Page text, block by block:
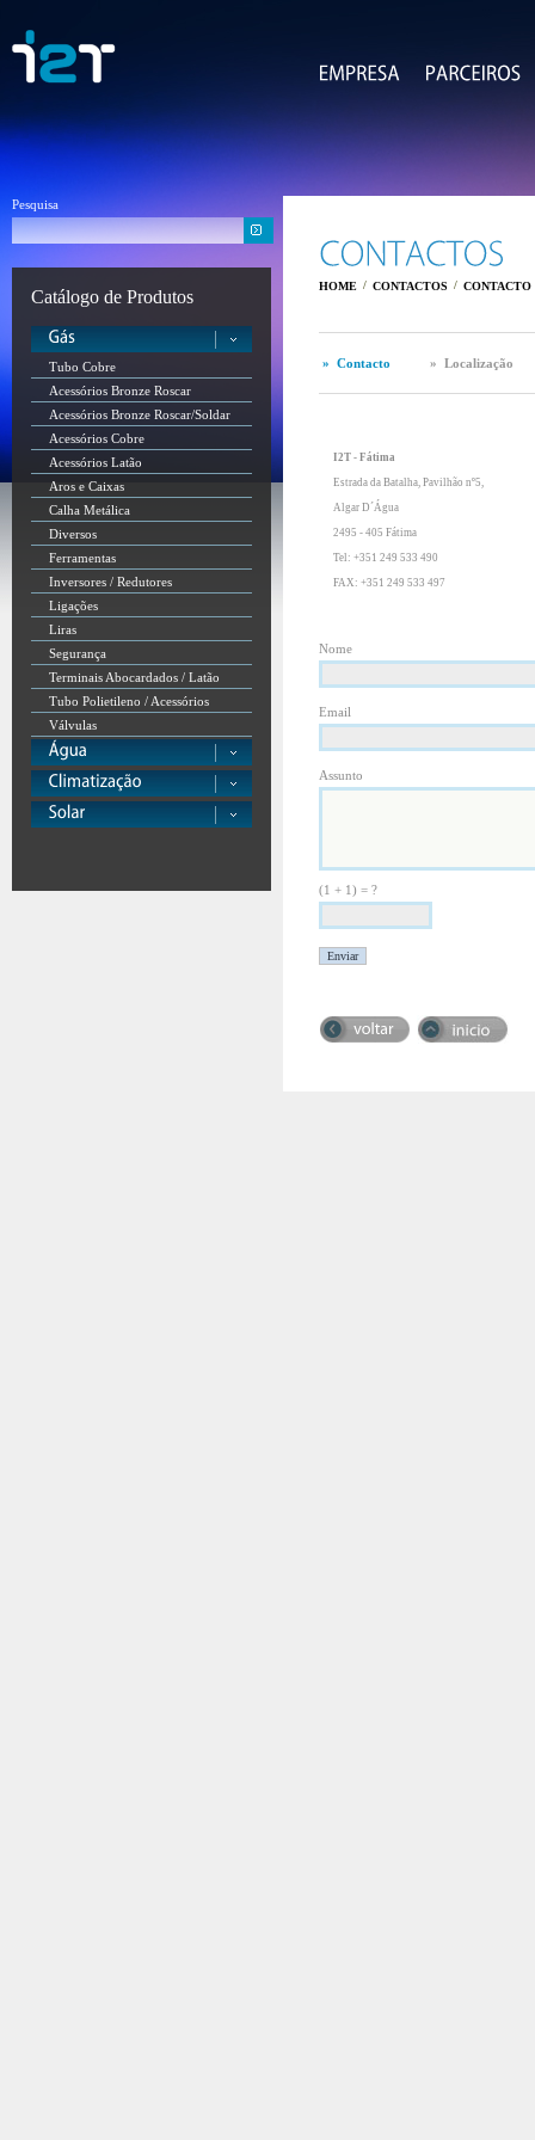
Pesquisa
Catálogo de Produtos
Tubo Cobre
Acessórios Bronze Roscar
Acessórios Bronze Roscar/Soldar
Acessórios Cobre
Acessórios Latão
Aros e Caixas
Calha Metálica
Diversos
Ferramentas
Inversores / Redutores
Ligações
Liras
Segurança
Terminais Abocardados / Latão
Tubo Polietileno / Acessórios
Válvulas
HOME / CONTACTOS / CONTACTO
» Contacto » Localização
I2T - Fátima
Estrada da Batalha, Pavilhão nº5,
Algar D´Água
2495 - 405 Fátima
Tel: +351 249 533 490
FAX: +351 249 533 497
Nome
Email
Assunto
(1 + 1) = ?
Enviar